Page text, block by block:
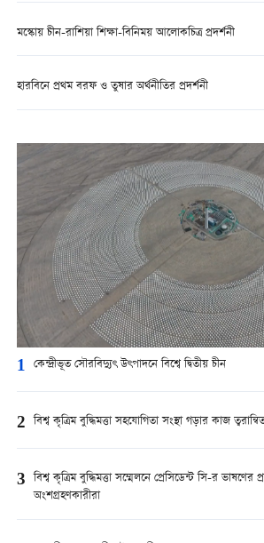
মস্কোয় চীন-রাশিয়া শিক্ষা-বিনিময় আলোকচিত্র প্রদর্শনী
হারবিনে প্রথম বরফ ও তুষার অর্থনীতির প্রদর্শনী
1 কেন্দ্রীভূত সৌরবিদ্যুৎ উৎপাদনে বিশ্বে দ্বিতীয় চীন
2 বিশ্ব কৃত্রিম বুদ্ধিমত্তা সহযোগিতা সংস্থা গড়ার কাজ
3 বিশ্ব কৃত্রিম বুদ্ধিমত্তা সম্মেলনে প্রেসিডেন্ট সি-র
অংশগ্রহণকারীরা